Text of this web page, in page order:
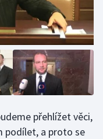
přehlížet věci,
podílet, a proto se